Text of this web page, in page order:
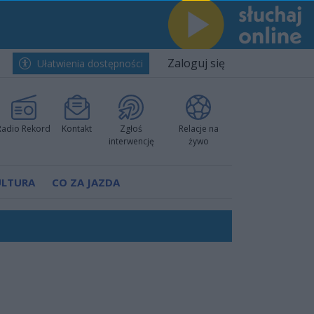
Ułatwienia dostępności Zaloguj się
Rekord Kontakt
Zgłoś
interwencję
Relacje na
żywo
CO ZA JAZDA